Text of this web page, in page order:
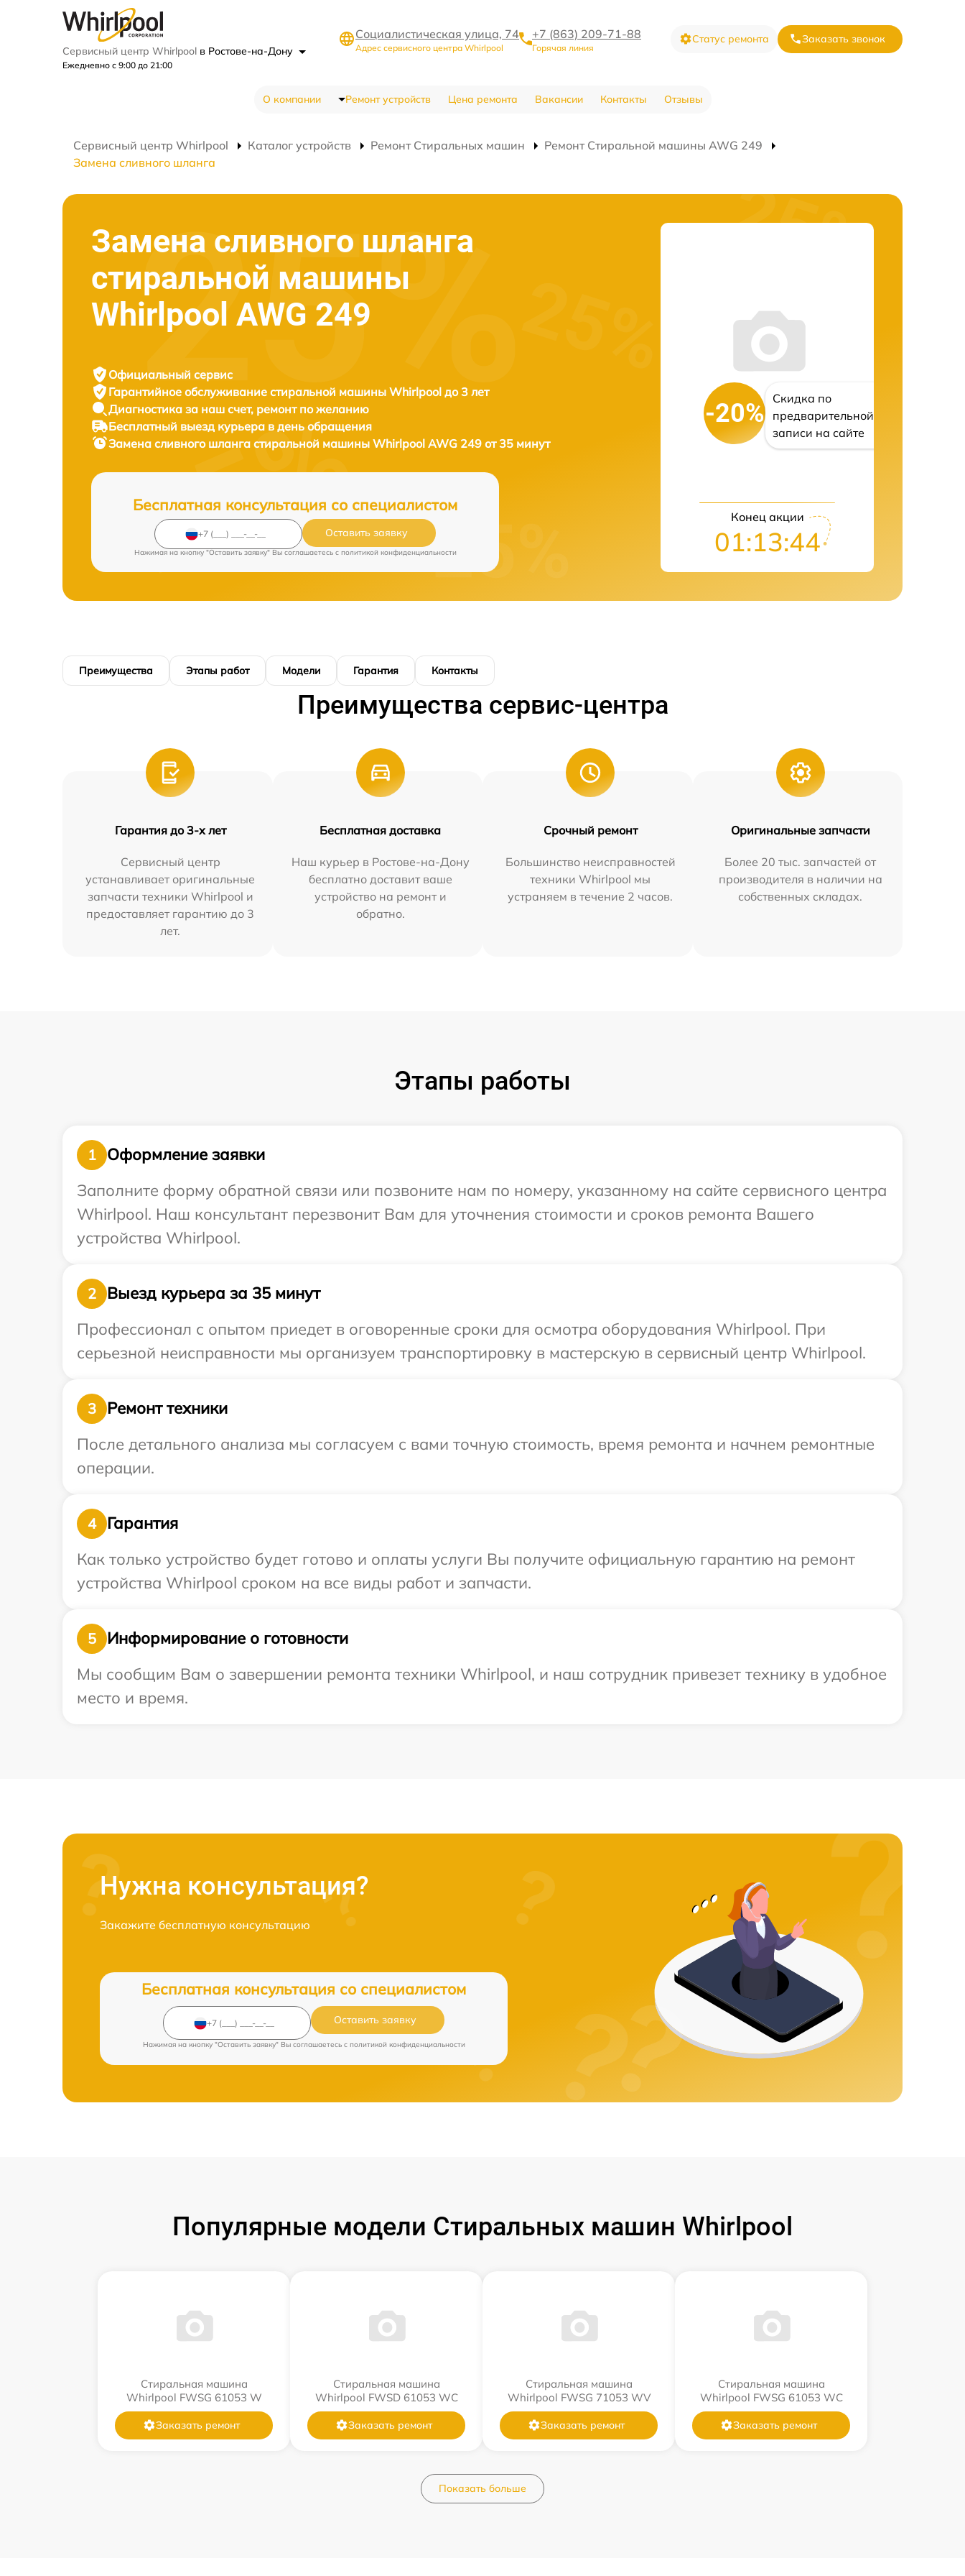
Сервисный центр Whirlpool в Ростове-на-Дону
Ежедневно с 9:00 до 21:00
Социалистическая улица, 74
Адрес сервисного центра Whirlpool
+7 (863) 209-71-88
Горячая линия
Статус ремонта Заказать звонок
О компании Ремонт устройств Цена ремонта Вакансии Контакты Отзывы
Сервисный центр Whirlpool Каталог устройств Ремонт Стиральных машин
Ремонт Стиральной машины AWG 249
Замена сливного шланга
Замена сливного шланга
стиральной машины
Whirlpool AWG 249
Официальный сервис
Гарантийное обслуживание стиральной машины Whirlpool до 3 лет
Диагностика за наш счет, ремонт по желанию
Бесплатный выезд курьера в день обращения
Замена сливного шланга стиральной машины Whirlpool AWG 249 от 35 минут
Бесплатная консультация со специалистом
Оставить заявку
Нажимая на кнопку "Оставить заявку" Вы соглашаетесь c политикой конфиденциальности
-20%
Скидка по
предварительной
записи на сайте
Конец акции
01:13:43
Преимущества Этапы работ Модели Гарантия Контакты
Преимущества сервис-центра
Гарантия до 3-х лет
Сервисный центр
устанавливает оригинальные
запчасти техники Whirlpool и
предоставляет гарантию до 3
лет.
Бесплатная доставка
Наш курьер в Ростове-на-Дону
бесплатно доставит ваше
устройство на ремонт и
обратно.
Срочный ремонт
Большинство неисправностей
техники Whirlpool мы
устраняем в течение 2 часов.
Оригинальные запчасти
Более 20 тыс. запчастей от
производителя в наличии на
собственных складах.
Этапы работы
1
Оформление заявки
Заполните форму обратной связи или позвоните нам по номеру, указанному на сайте сервисного центра
Whirlpool. Наш консультант перезвонит Вам для уточнения стоимости и сроков ремонта Вашего
устройства Whirlpool.
2
Выезд курьера за 35 минут
Профессионал с опытом приедет в оговоренные сроки для осмотра оборудования Whirlpool. При
серьезной неисправности мы организуем транспортировку в мастерскую в сервисный центр Whirlpool.
3
Ремонт техники
После детального анализа мы согласуем с вами точную стоимость, время ремонта и начнем ремонтные
операции.
4
Гарантия
Как только устройство будет готово и оплаты услуги Вы получите официальную гарантию на ремонт
устройства Whirlpool сроком на все виды работ и запчасти.
5
Информирование о готовности
Мы сообщим Вам о завершении ремонта техники Whirlpool, и наш сотрудник привезет технику в удобное
место и время.
Нужна консультация?
Закажите бесплатную консультацию
Бесплатная консультация со специалистом
Оставить заявку
Нажимая на кнопку "Оставить заявку" Вы соглашаетесь c политикой конфиденциальности
Популярные модели Стиральных машин Whirlpool
Стиральная машина
Whirlpool FWSG 61053 W
Заказать ремонт
Стиральная машина
Whirlpool FWSD 61053 WC
Заказать ремонт
Стиральная машина
Whirlpool FWSG 71053 WV
Заказать ремонт
Стиральная машина
Whirlpool FWSG 61053 WC
Заказать ремонт
Показать больше